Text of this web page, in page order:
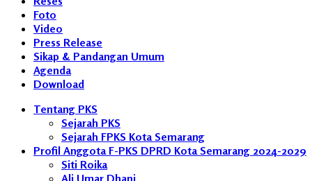
Foto
Video
Press Release
Sikap & Pandangan Umum
Agenda
Download
Tentang PKS
Sejarah PKS
Sejarah FPKS Kota Semarang
Profil Anggota F-PKS DPRD Kota Semarang 2024-2029
Siti Roika
Ali Umar Dhani